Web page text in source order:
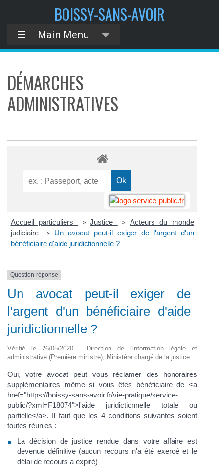
BOISSY-SANS-AVOIR
☰ Main Menu
DÉMARCHES
ADMINISTRATIVES
Accueil particuliers > Justice > Acteurs du monde
judiciaire
> Un avocat peut-il exiger de l'argent d'un
bénéficiaire d'aide juridictionnelle ?
Question-réponse
Un avocat peut-il exiger de
l'argent d'un bénéficiaire d'aide
juridictionnelle ?
Vérifié le 26/05/2020 - Direction de l'information légale et
administrative (Première ministre), Ministère chargé de la justice
Oui, votre avocat peut vous réclamer des honoraires
supplémentaires même si vous êtes bénéficiaire de <a
href="https://boissy-sans-avoir.fr/vie-pratique/service-
public/?xml=F18074">l'aide juridictionnelle totale ou
partielle</a>. Il faut que les 4 conditions suivantes soient
toutes réunies :
La décision de justice rendue dans votre affaire est
devenue définitive (aucun recours n'a été exercé et le
délai de recours a expiré)